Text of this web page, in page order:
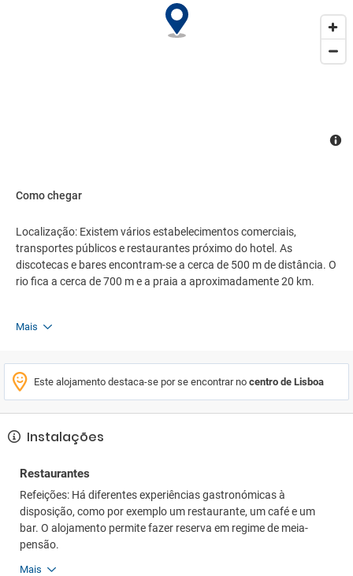
Como chegar
Localização: Existem vários estabelecimentos comerciais,
transportes públicos e restaurantes próximo do hotel. As
discotecas e bares encontram-se a cerca de 500 m de distância. O
rio fica a cerca de 700 m e a praia a aproximadamente 20 km.
Mais
Este alojamento destaca-se por se encontrar no centro de Lisboa
Instalações
Restaurantes
Refeições: Há diferentes experiências gastronómicas à
disposição, como por exemplo um restaurante, um café e um
bar. O alojamento permite fazer reserva em regime de meia-
pensão.
Mais